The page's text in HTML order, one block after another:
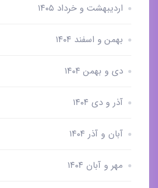
اردیبهشت و خرداد ۱۴۰۵
بهمن و اسفند ۱۴۰۴
دی و بهمن ۱۴۰۴
آذر و دی ۱۴۰۴
آبان و آذر ۱۴۰۴
مهر و آبان ۱۴۰۴